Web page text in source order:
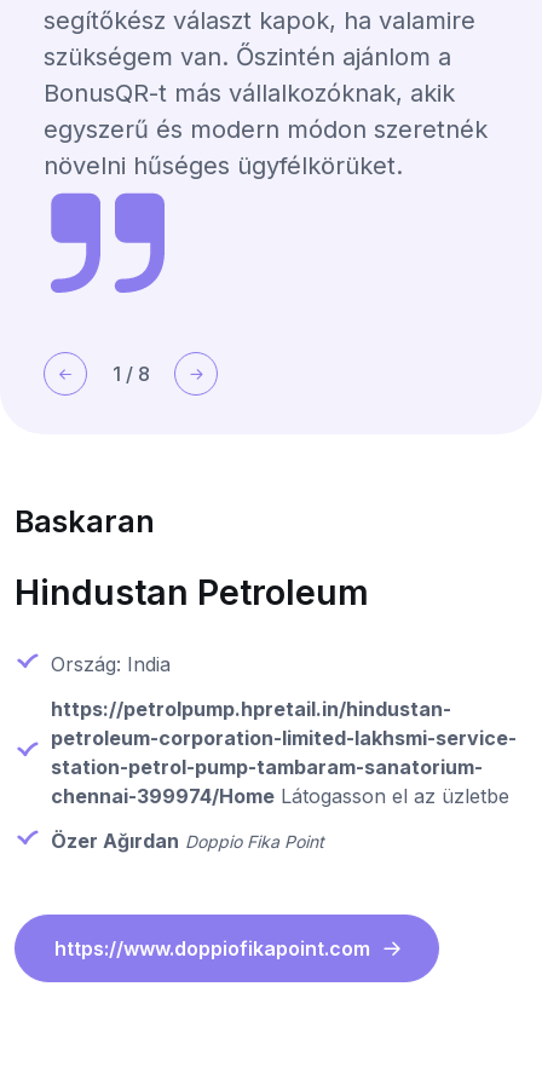
segítőkész választ kapok, ha valamire
szükségem van. Őszintén ajánlom a
BonusQR-t más vállalkozóknak, akik
egyszerű és modern módon szeretnék
növelni hűséges ügyfélkörüket.
1 / 8
Baskaran
Hindustan Petroleum
Ország: India
https://petrolpump.hpretail.in/hindustan-
petroleum-corporation-limited-lakhsmi-service-
station-petrol-pump-tambaram-sanatorium-
chennai-399974/Home Látogasson el az üzletbe
Özer Ağırdan Doppio Fika Point
https://www.doppiofikapoint.com